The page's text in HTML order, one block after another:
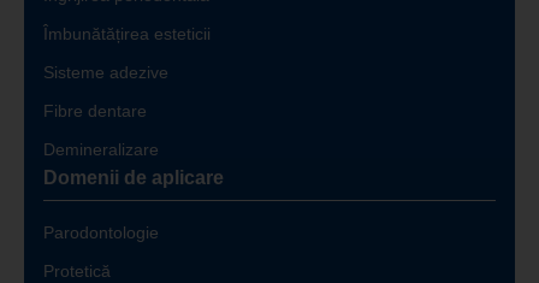
Îmbunătățirea esteticii
Sisteme adezive
Fibre dentare
Demineralizare
Domenii de aplicare
Parodontologie
Protetică